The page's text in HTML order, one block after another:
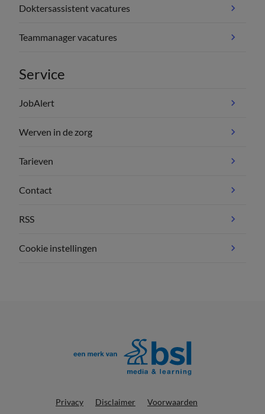
Doktersassistent vacatures
Teammanager vacatures
Service
JobAlert
Werven in de zorg
Tarieven
Contact
RSS
Cookie instellingen
Privacy Disclaimer Voorwaarden